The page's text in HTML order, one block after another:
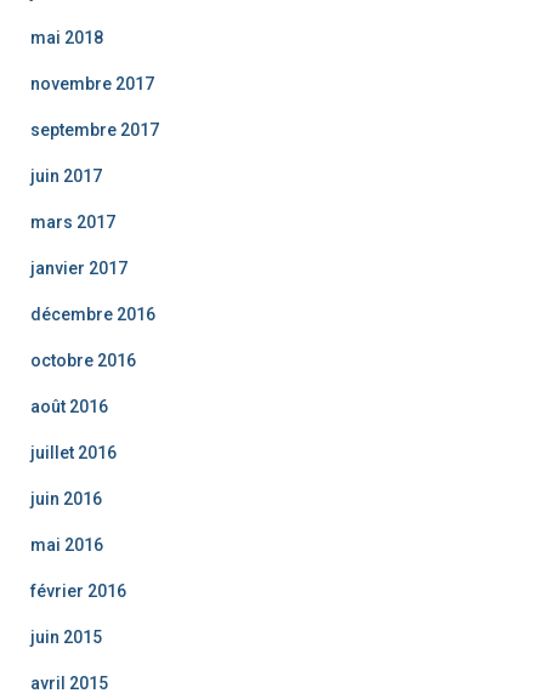
mai 2018
novembre 2017
septembre 2017
juin 2017
mars 2017
janvier 2017
décembre 2016
octobre 2016
août 2016
juillet 2016
juin 2016
mai 2016
février 2016
juin 2015
avril 2015